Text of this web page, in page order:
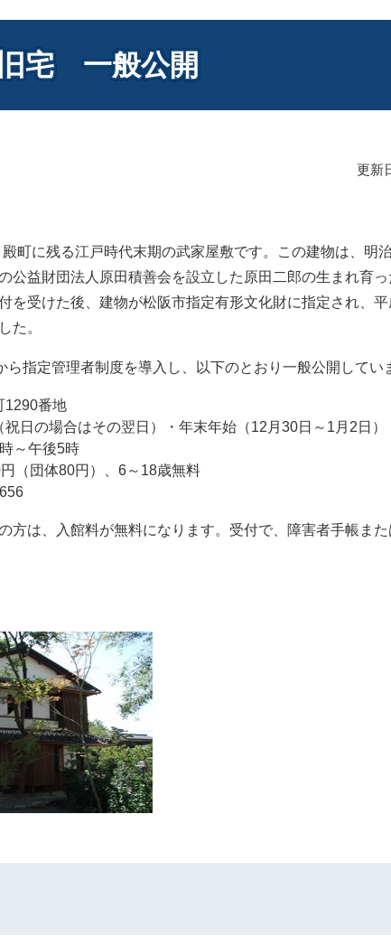
宅 一般公開
更新
町に残る江戸時代末期の武家屋敷です。この建物は、明
公益財団法人原田積善会を設立した原田二郎の生まれ育
を受けた後、建物が松阪市指定有形文化財に指定され、
た。
指定管理者制度を導入し、以下のとおり一般公開してい
1290番地
日の場合はその翌日）・年末年始（12月30日～1月2日）
～午後5時
（団体80円）、6～18歳無料
方は、入館料が無料になります。受付で、障害者手帳また